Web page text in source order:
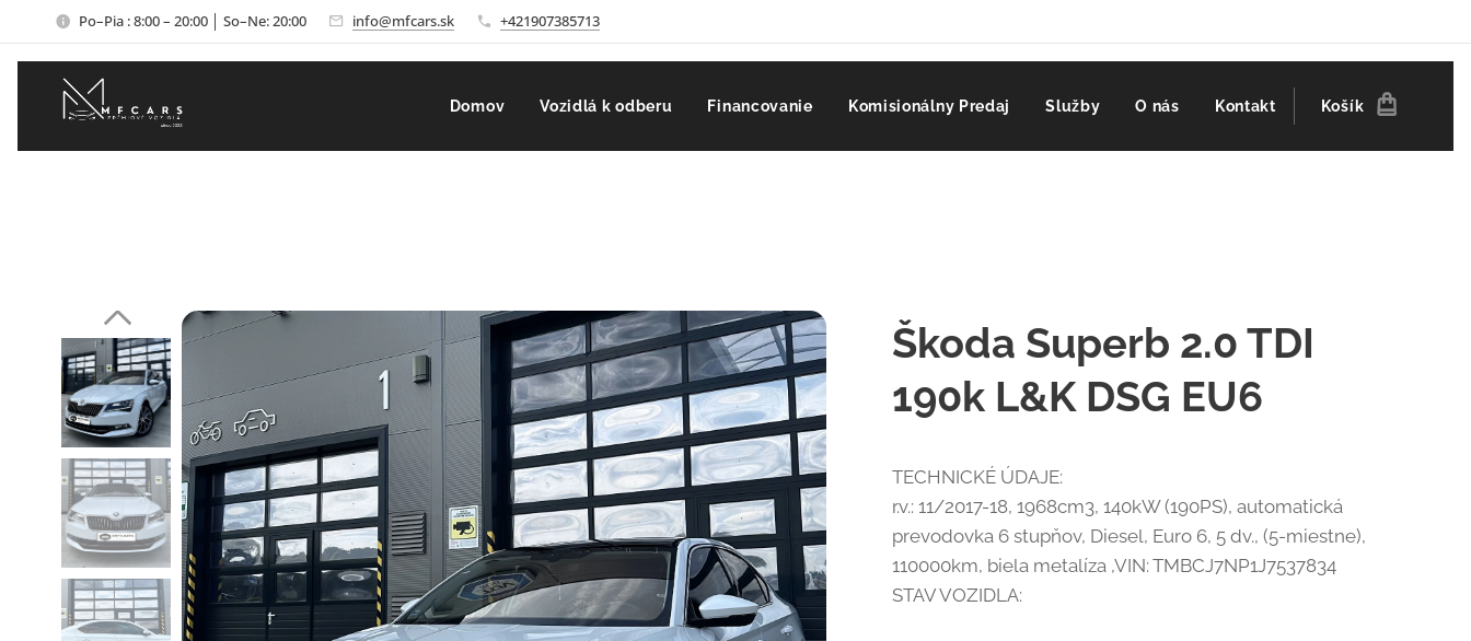
Po–Pia : 8:00 – 20:00 │ So–Ne: 20:00 info@mfcars.sk +421907385713
Domov Vozidlá k odberu Financovanie Komisionálny Predaj Služby O nás Kontakt Košík
Škoda Superb 2.0 TDI
190k L&K DSG EU6
TECHNICKÉ ÚDAJE:
r.v.: 11/2017-18, 1968cm3, 140kW (190PS), automatická
prevodovka 6 stupňov, Diesel, Euro 6, 5 dv., (5-miestne),
110000km, biela metalíza ,VIN: TMBCJ7NP1J7537834
STAV VOZIDLA: